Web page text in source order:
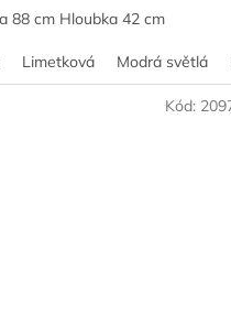
88 cm Hloubka 42 cm
Limetková Modrá světlá
Kód: